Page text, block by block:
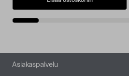
Alatunniste
Asiakaspalvelu